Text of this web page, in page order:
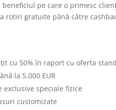
pe care o primesc
rotiri gratuite până către
cu 50% în raport cu oferta
la 5.000 EUR
speciale fizice
customizate